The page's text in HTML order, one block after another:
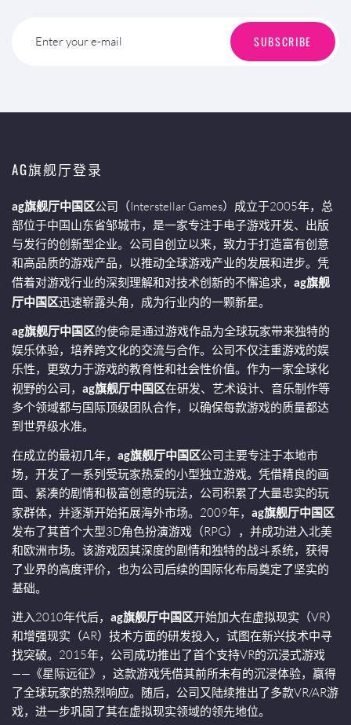
Enter your e-mail SUBSCRIBE
AG旗舰厅登录
ag旗舰厅中国区公司（Interstellar Games）成立于2005年，总
部位于中国山东省邹城市，是一家专注于电子游戏开发、出版
与发行的创新型企业。公司自创立以来，致力于打造富有创意
和高品质的游戏产品，以推动全球游戏产业的发展和进步。凭
借着对游戏行业的深刻理解和对技术创新的不懈追求， ag旗舰
厅中国区迅速崭露头角，成为行业内的一颗新星。
ag旗舰厅中国区的使命是通过游戏作品为全球玩家带来独特的
娱乐体验，培养跨文化的交流与合作。公司不仅注重游戏的娱
乐性，更致力于游戏的教育性和社会性价值。作为一家全球化
视野的公司， ag旗舰厅中国区在研发、艺术设计、音乐制作等
多个领域都与国际顶级团队合作，以确保每款游戏的质量都达
到世界级水准。
在成立的最初几年， ag旗舰厅中国区公司主要专注于本地市
场，开发了一系列受玩家热爱的小型独立游戏。凭借精良的画
面、紧凑的剧情和极富创意的玩法，公司积累了大量忠实的玩
家群体，并逐渐开始拓展海外市场。2009年， ag旗舰厅中国区
发布了其首个大型3D角色扮演游戏（RPG），并成功进入北美
和欧洲市场。该游戏因其深度的剧情和独特的战斗系统，获得
了业界的高度评价，也为公司后续的国际化布局奠定了坚实的
基础。
进入2010年代后， ag旗舰厅中国区开始加大在虚拟现实（VR）
和增强现实（AR）技术方面的研发投入，试图在新兴技术中寻
找突破。2015年，公司成功推出了首个支持VR的沉浸式游戏
——《星际远征》，这款游戏凭借其前所未有的沉浸体验，赢得
了全球玩家的热烈响应。随后，公司又陆续推出了多款VR/AR游
戏，进一步巩固了其在虚拟现实领域的领先地位。